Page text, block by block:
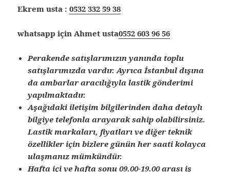
Ekrem usta :0532 332 59 38
whatsapp için Ahmet usta0552 603 96 56
Perakende satışlarımızın yanında toplu
satışlarımızda vardır. Ayrıca İstanbul dışına
da ambarlar aracılığıyla lastik gönderimi
yapılmaktadır.
Aşağıdaki iletişim bilgilerinden daha detaylı
bilgiye telefonla arayarak sahip olabilirsiniz.
Lastik markaları, fiyatları ve diğer teknik
özellikler için bizlere günün her saati kolayca
ulaşmanız mümkündür.
Hafta içi ve hafta sonu 09.00-19.00 arası iş